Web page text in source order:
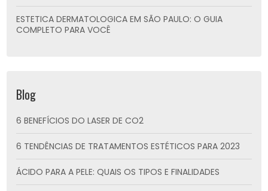
ESTETICA DERMATOLOGICA EM SÃO PAULO: O GUIA
COMPLETO PARA VOCÊ
Blog
6 BENEFÍCIOS DO LASER DE CO2
6 TENDÊNCIAS DE TRATAMENTOS ESTÉTICOS PARA 2023
ÁCIDO PARA A PELE: QUAIS OS TIPOS E FINALIDADES